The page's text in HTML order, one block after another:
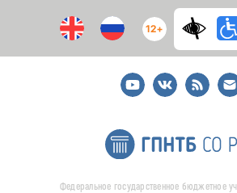
12+
YoutubeВКонтакте
RSS
E-
mail
Федеральное государственное бюджетное